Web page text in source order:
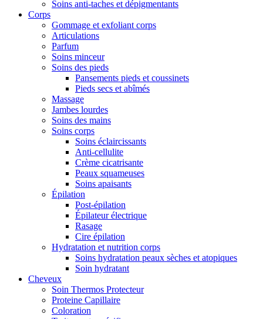
Soins anti-taches et dépigmentants
Corps
Gommage et exfoliant corps
Articulations
Parfum
Soins minceur
Soins des pieds
Pansements pieds et coussinets
Pieds secs et abîmés
Massage
Jambes lourdes
Soins des mains
Soins corps
Soins éclaircissants
Anti-cellulite
Crème cicatrisante
Peaux squameuses
Soins apaisants
Épilation
Post-épilation
Épilateur électrique
Rasage
Cire épilation
Hydratation et nutrition corps
Soins hydratation peaux sèches et atopiques
Soin hydratant
Cheveux
Soin Thermos Protecteur
Proteine Capillaire
Coloration